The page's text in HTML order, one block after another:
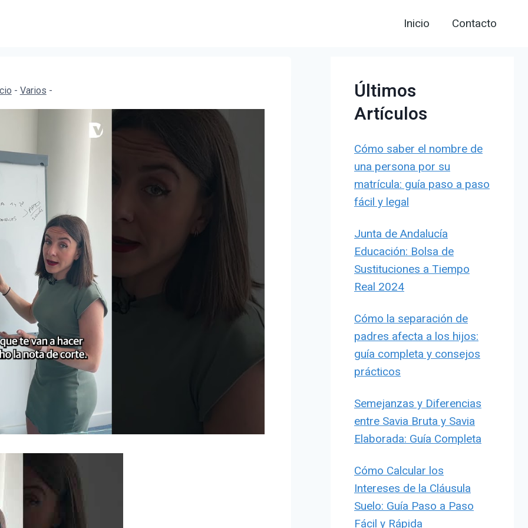
Inicio Contacto
- Varios -
Últimos
Artículos
Cómo saber el nombre de
una persona por su
matrícula: guía paso a paso
fácil y legal
Junta de Andalucía
Educación: Bolsa de
Sustituciones a Tiempo
Real 2024
Cómo la separación de
padres afecta a los hijos:
guía completa y consejos
prácticos
Semejanzas y Diferencias
entre Savia Bruta y Savia
Elaborada: Guía Completa
Cómo Calcular los
Intereses de la Cláusula
Suelo: Guía Paso a Paso
Fácil y Rápida